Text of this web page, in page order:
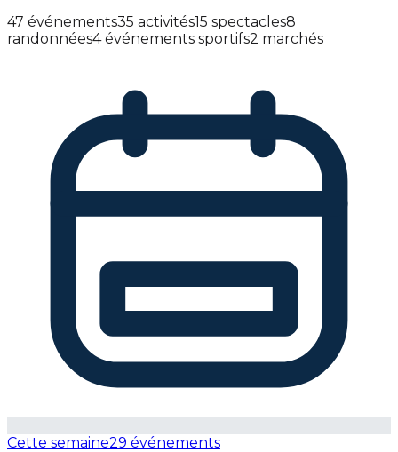
47 événements35 activités15 spectacles8
randonnées4 événements sportifs2 marchés
Cette semaine29 événements